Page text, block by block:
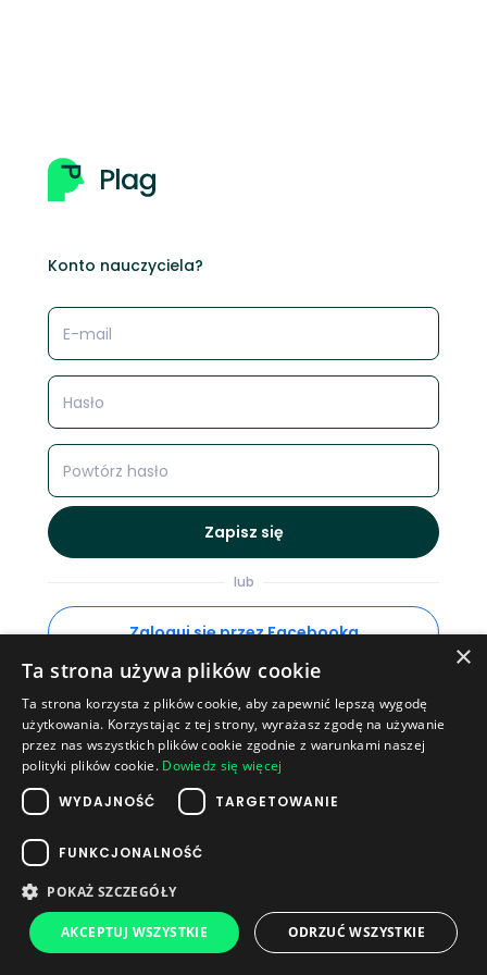
Konto nauczyciela?
Zapisz się
lub
Zaloguj się przez Facebooka
Posiadasz już konto? Zaloguj
Polityka Prywatności·Warunki użytkowania
© 2026 Plag
×
Ta strona używa plików cookie
Ta strona korzysta z plików cookie, aby zapewnić lepszą wygodę
użytkowania. Korzystając z tej strony, wyrażasz zgodę na używanie
przez nas wszystkich plików cookie zgodnie z warunkami naszej
polityki plików cookie. Dowiedz się więcej
WYDAJNOŚĆ
TARGETOWANIE
FUNKCJONALNOŚĆ
POKAŻ SZCZEGÓŁY
AKCEPTUJ WSZYSTKIE ODRZUĆ WSZYSTKIE